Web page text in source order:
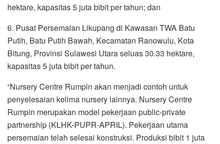
hektare, kapasitas 5 juta bibit per tahun; dan
6. Pusat Persemaian Likupang di Kawasan TWA Batu
Putih, Batu Putih Bawah, Kecamatan Ranowulu, Kota
Bitung, Provinsi Sulawesi Utara seluas 30.33 hektare,
kapasitas 5 juta bibit per tahun.
“Nursery Centre Rumpin akan menjadi contoh untuk
penyelesaian kelima nursery lainnya. Nursery Centre
Rumpin merupakan model pekerjaan public-private
partnership (KLHK-PUPR-APRIL). Pekerjaan utama
persemaian telah selesai konstruksi. Produksi bibit 1 juta